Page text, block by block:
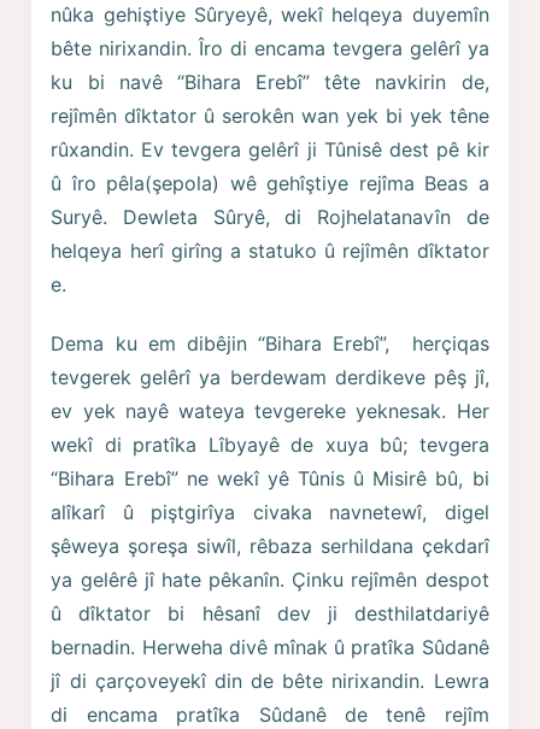
nûka gehiştiye Sûryeyê, wekî helqeya duyemîn
bête nirixandin. Îro di encama tevgera gelêrî ya
ku bi navê “Bihara Erebî” tête navkirin de,
rejîmên dîktator û serokên wan yek bi yek têne
rûxandin. Ev tevgera gelêrî ji Tûnisê dest pê kir
û îro pêla(şepola) wê gehîştiye rejîma Beas a
Suryê. Dewleta Sûryê, di Rojhelatanavîn de
helqeya herî girîng a statuko û rejîmên dîktator
e.
Dema ku em dibêjin “Bihara Erebî”, herçiqas
tevgerek gelêrî ya berdewam derdikeve pêş jî,
ev yek nayê wateya tevgereke yeknesak. Her
wekî di pratîka Lîbyayê de xuya bû; tevgera
“Bihara Erebî” ne wekî yê Tûnis û Misirê bû, bi
alîkarî û piştgirîya civaka navnetewî, digel
şêweya şoreşa siwîl, rêbaza serhildana çekdarî
ya gelêrê jî hate pêkanîn. Çinku rejîmên despot
û dîktator bi hêsanî dev ji desthilatdariyê
bernadin. Herweha divê mînak û pratîka Sûdanê
jî di çarçoveyekî din de bête nirixandin. Lewra
di encama pratîka Sûdanê de tenê rejîm